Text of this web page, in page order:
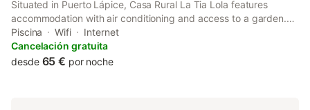
Situated in Puerto Lápice, Casa Rural La Tia Lola features
accommodation with air conditioning and access to a garden.
The property has garden and city views.
Piscina Wifi
Internet
Cancelación gratuita
desde 65 € por noche